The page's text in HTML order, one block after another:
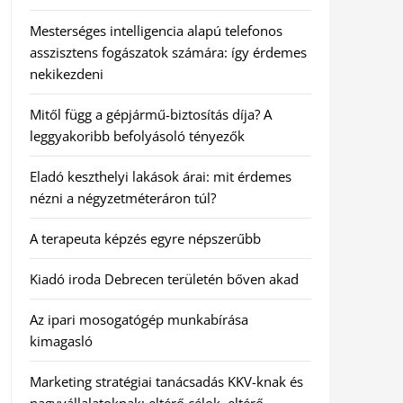
Mesterséges intelligencia alapú telefonos
asszisztens fogászatok számára: így érdemes
nekikezdeni
Mitől függ a gépjármű-biztosítás díja? A
leggyakoribb befolyásoló tényezők
Eladó keszthelyi lakások árai: mit érdemes
nézni a négyzetméteráron túl?
A terapeuta képzés egyre népszerűbb
Kiadó iroda Debrecen területén bőven akad
Az ipari mosogatógép munkabírása
kimagasló
Marketing stratégiai tanácsadás KKV-knak és